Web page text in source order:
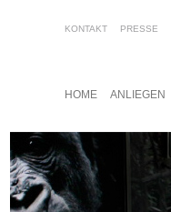
HOME ANLIEGEN
KONTAKT PRESSE